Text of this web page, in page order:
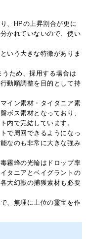
、HPの上昇割合が更に
かれていないので、使い
いう大きな特徴がありま
ため、採用する場合は
動順調整を目的として持
イン素材・タイタニア素
ボス素材となっており、
内で完結しています。
で周回できるようになっ
なのも非常に大きな強み
霧蜂の光輪はドロップ率
タニアとベイグラントの
大幻獣の捕獲素材も必要
、無理に上位の霊宝を作